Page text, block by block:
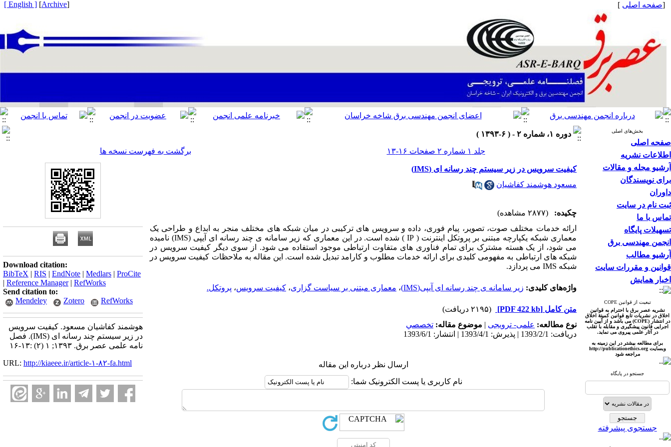
[صفحه اصلی ]
[
Archive
]
[ English ]
بخش‌های اصلی
صفحه اصلی
اطلاعات نشریه
آرشیو مجله و مقالات
برای نویسندگان
داوران
ثبت نام در سایت
تماس با ما
تسهیلات پایگاه
انجمن مهندسی برق
آرشیو مطالب
قوانین و مقررات سایت
اخبار همایش
تبعیت از قوانین COPE
نشریه عصر برق با احترام به قوانین
اخلاق در نشریات تابع قوانین کمیتۀ اخلاق
در انتشار (COPE) می باشد و از آیین نامه
اجرایی قانون پیشگیری و مقابله با تقلب
در آثار علمی پیروی می نماید.
برای مطالعه بیشتر در این زمینه به
وبسایت http://publicationethics.org
مراجعه شود
جستجو در پایگاه
جستجوی پیشرفته
دوره ۱، شماره ۲ - ( ۶-۱۳۹۳ )
جلد ۱ شماره ۲ صفحات ۱۶-۱۳
برگشت به فهرست نسخه ها
کیفیت سرویس در زیر سیستم چند رسانه ای (IMS)
مسعود هوشمند کفاشیان
چکیده:
(۲۸۷۷ مشاهده)
ارائه خدمات مختلف صوت، تصویر، پیام فوری، داده و سرویس های ترکیبی در میان شبکه های مختلف منجر به ابداع و طراحی یک
معماری شبکه یکپارچه مبتنی بر پروتکل اینترنت ( IP ) شده است. در این معماری که زیر سامانه ی چند رسانه ای آیپی(IMS)
نامیده
می شود، از یک هسته مشترک برای تمام فناوری های متفاوت ارتباطی موجود استفاده می شود. از سوی دیگر کیفیت سرویس در
شبکه های ارتباطی به مفهومی کلیدی برای ارائه خدمات مطلوب و کارامد تبدیل شده است. این مقاله به ملاحظات کیفیت سرویس در
شبکه IMS می پردازد.
واژه‌های کلیدی: زیر سامانه ی چند رسانه ای آیپی(IMS) ، معماری مبتنی بر سیاست گزاری، کیفیت سرویس، پروتکل.
متن کامل [PDF 422 kb]
(۲۱۹۵ دریافت)
نوع مطالعه: علمی- ترویجی | موضوع مقاله: تخصصي
دریافت: 1393/2/1 | پذیرش: 1393/4/1 | انتشار: 1393/6/1
ارسال نظر درباره این مقاله
نام کاربری یا پست الکترونیک شما:
Download citation:
BibTeX | RIS | EndNote | Medlars | ProCite
| Reference Manager| RefWorks
Send citation to:
Mendeley
Zotero RefWorks
هوشمند کفاشیان مسعود. کیفیت سرویس
در زیر سیستم چند رسانه ای (IMS). فصل
نامه علمی عصر برق. ۱۳۹۳; ۱ (۲) :۱۳-۱۶
URL: http://kiaeee.ir/article-۱-۸۲-fa.html